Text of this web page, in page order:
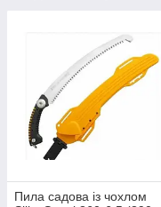
Пила садова із чохлом